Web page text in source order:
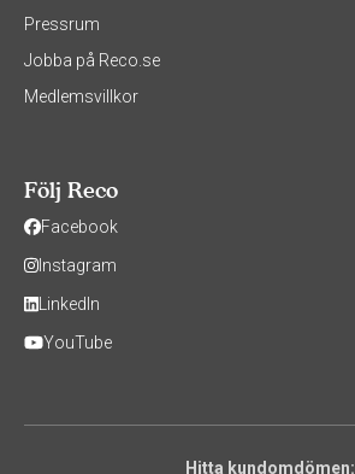
Pressrum
Jobba på Reco.se
Medlemsvillkor
Följ Reco
Facebook
Instagram
LinkedIn
YouTube
Hitta kundomdömen: